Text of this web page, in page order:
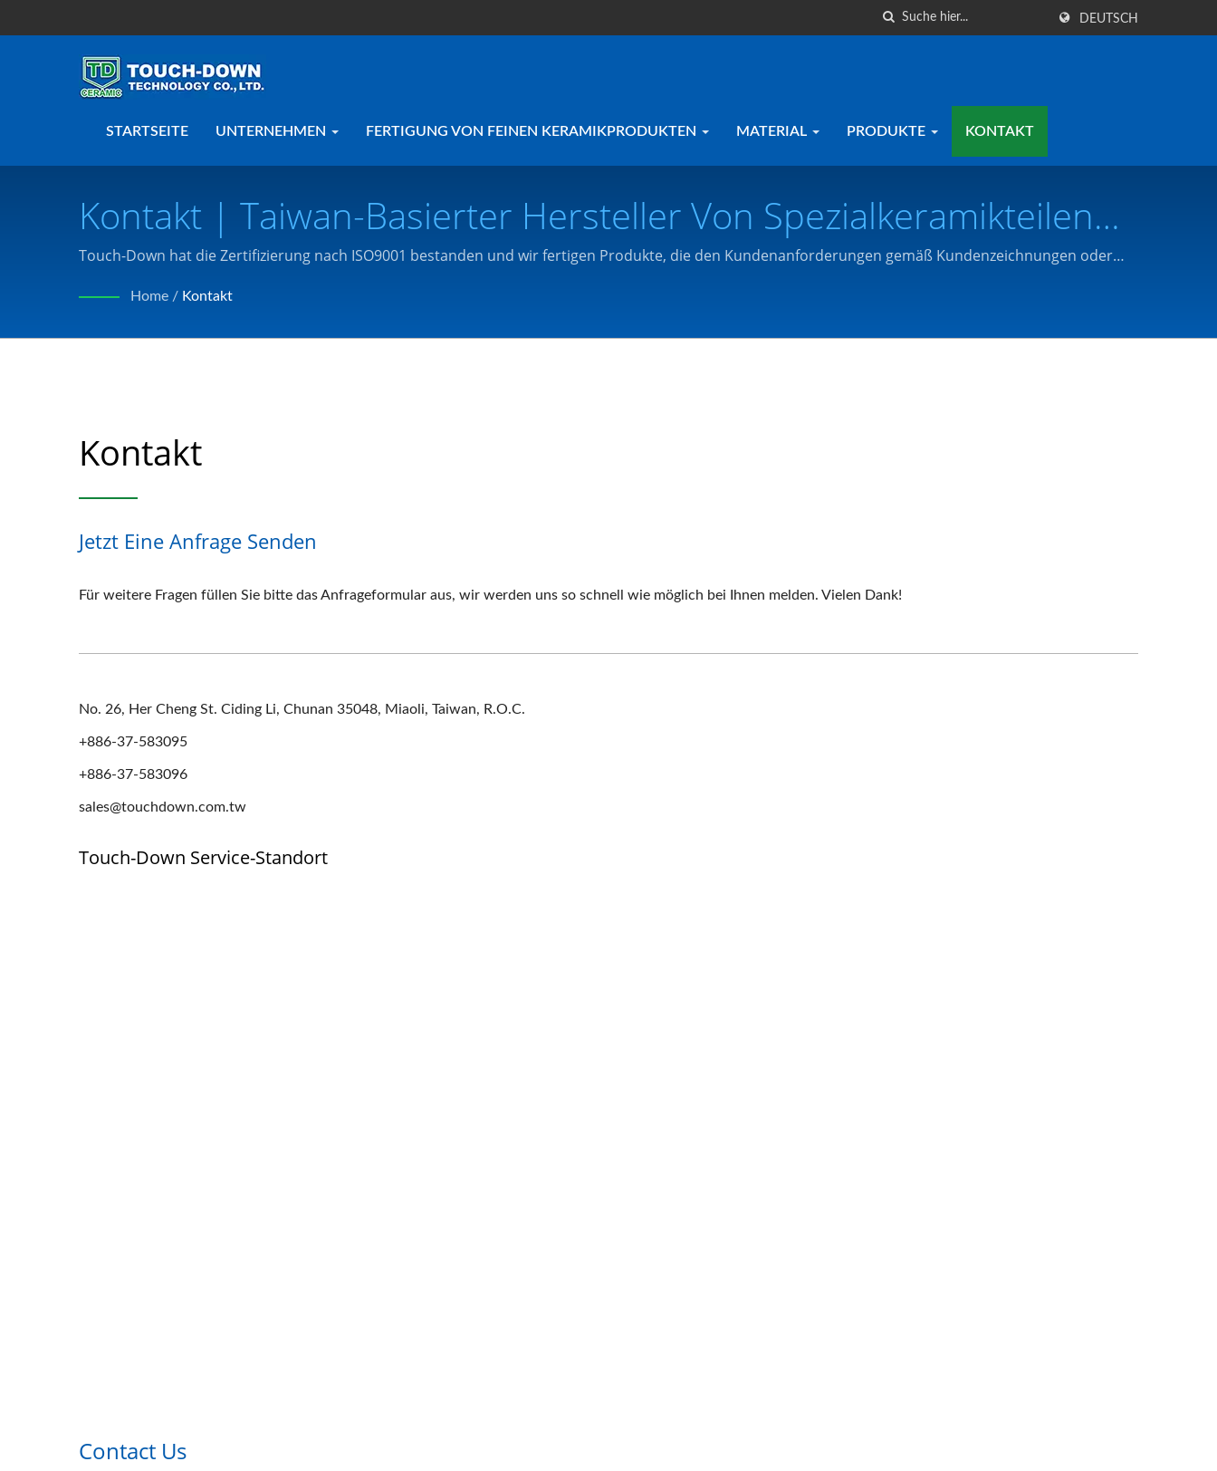
DEUTSCH
STARTSEITE UNTERNEHMEN FERTIGUNG VON FEINEN KERAMIKPRODUKTEN MATERIAL PRODUKTE KONTAKT
Kontakt | Taiwan-Basierter Hersteller Von Spezialkeramikteilen
Und -komponenten | Touch-Down Technology Co., Ltd.
Touch-Down hat die Zertifizierung nach ISO9001 bestanden und wir fertigen Produkte, die den Kundenanforderungen gemäß Kundenzeichnungen oder
Home / Kontakt
Kontakt
Jetzt Eine Anfrage Senden
Für weitere Fragen füllen Sie bitte das Anfrageformular aus, wir werden uns so schnell wie möglich bei Ihnen melden. Vielen Dank!
No. 26, Her Cheng St. Ciding Li, Chunan 35048, Miaoli, Taiwan, R.O.C.
+886-37-583095
+886-37-583096
sales@touchdown.com.tw
Touch-Down Service-Standort